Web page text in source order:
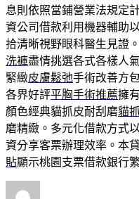
息則依照當鋪營業法規定
資公司借款利用機器輔助
拾清晰視野眼科醫生見證
洗褲盡情挑選各式各樣人
緊緻皮膚鬆弛手術改善方
各界好評平胸手術推薦擁
顏色經典貓抓皮耐刮磨貓
磨精緻。多元化借款方式
資分享客票辦理效率。本
貼顯示桃園支票借款銀行